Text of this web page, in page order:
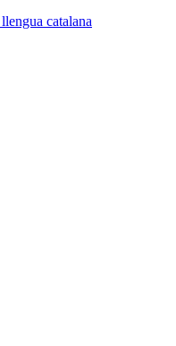
catalana